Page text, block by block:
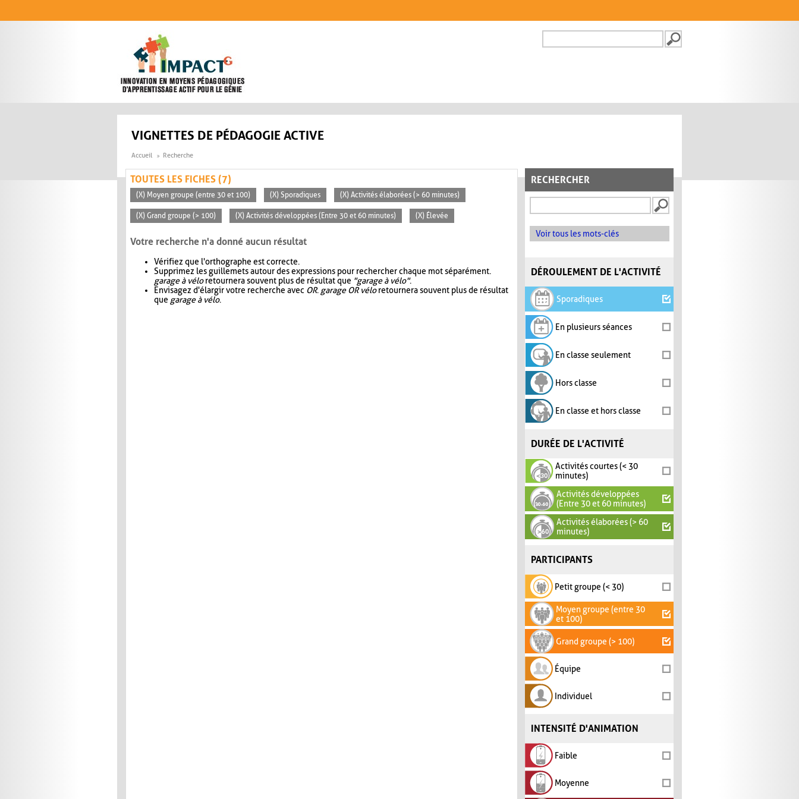
FORMULAIRE DE
VIGNETTES DE PÉDAGOGIE ACTIVE
Accueil Recherche
RECHERCHER
Voir tous les mots-clés
DÉROULEMENT DE L'ACTIVITÉ
Sporadiques
En plusieurs séances
En classe seulement
Hors classe
En classe et hors classe
DURÉE DE L'ACTIVITÉ
Activités courtes (< 30
minutes)
Activités développées
(Entre 30 et 60 minutes)
Activités élaborées (> 60
minutes)
PARTICIPANTS
Petit groupe (< 30)
Moyen groupe (entre 30
et 100)
Grand groupe (> 100)
Équipe
Individuel
INTENSITÉ D'ANIMATION
Faible
Moyenne
TOUTES LES FICHES (7)
(X) Moyen groupe (entre 30 et 100) (X) Sporadiques (X) Activités élaborées (> 60 minutes)
(X) Grand groupe (> 100) (X) Activités développées (Entre 30 et 60 minutes) (X) Élevée
Votre recherche n'a donné aucun résultat
Vérifiez que l'orthographe est correcte.
Supprimez les guillemets autour des expressions pour rechercher chaque mot séparément.
garage à véloretournera souvent plus de résultat que "garage à vélo".
Envisagez d'élargir votre recherche avec OR. garage OR véloretournera souvent plus de résultat
que garage à vélo.